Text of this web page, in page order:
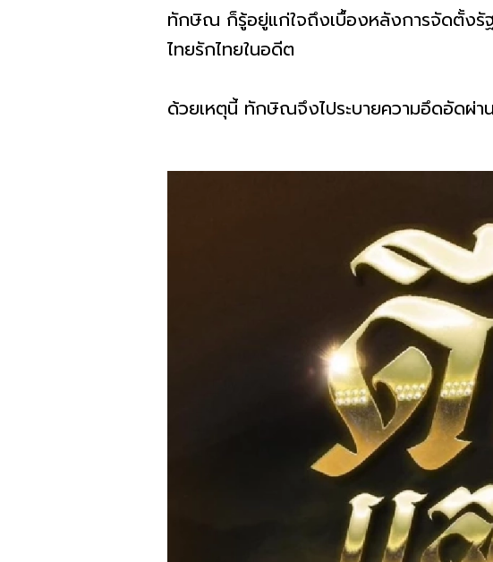
ทักษิณ ก็รู้อยู่แก่ใจถึงเบื้องหลังการจัดตั้งรั
ไทยรักไทยในอดีต
ด้วยเหตุนี้ ทักษิณจึงไประบายความอึดอัดผ่า